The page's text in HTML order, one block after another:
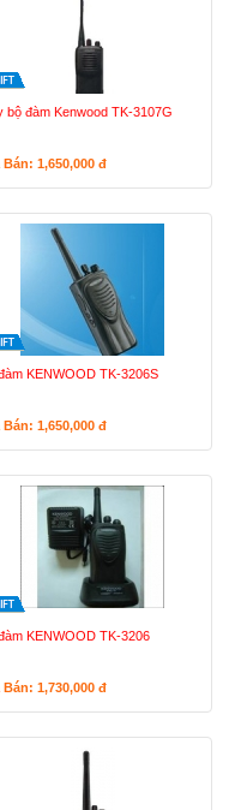
bộ đàm Kenwood TK-3107G
Bán: 1,650,000 đ
KENWOOD TK-3206S
Bán: 1,650,000 đ
KENWOOD TK-3206
Bán: 1,730,000 đ